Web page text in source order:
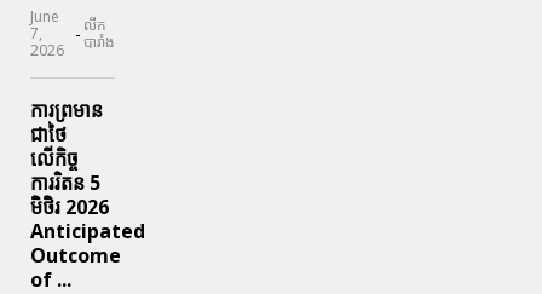
June
7,
2026
- លីក
បារាំង
ការព្រមាន
ជាថៃ
លើកិច្ច
ការរិតន 5
មិថិរ 2026
Anticipated
Outcome
of ...